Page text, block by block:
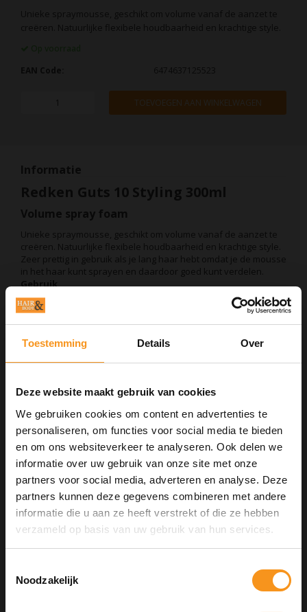
Toestemming Details Over
Deze website maakt gebruik van cookies
We gebruiken cookies om content en advertenties te
personaliseren, om functies voor social media te bieden
en om ons websiteverkeer te analyseren. Ook delen we
informatie over uw gebruik van onze site met onze
partners voor social media, adverteren en analyse. Deze
partners kunnen deze gegevens combineren met andere
informatie die u aan ze heeft verstrekt of die ze hebben
verzameld op basis van uw gebruik van hun services.
Noodzakelijk
TOEVOEGEN AAN WINKELWAGEN
Informatie
Redken Guts 10 Styling 300ml
Volume spray foam
Unieke spraymousse, geschikt om volume vanaf de aanzet te
creëren. Natuurlijke flexibele houdbaarheid en krachtige style.
Zeer prettig in gebruik als je lang haar hebt omdat je de mousse
in het haar kunt sprayen en daardoor goed kunt verdelen.
Gebruik
Voor gebruik goed schudden.
Breng het product sectie voor sectie aan op handdoekdroog
Neem contact op over dit product
Toevoegen aan vergelijking
Afdrukken
GERELATEERDE PRODUCTEN
10% Summer Time Korting
Geniet van de zomer met10% Summer TIme Kortingop